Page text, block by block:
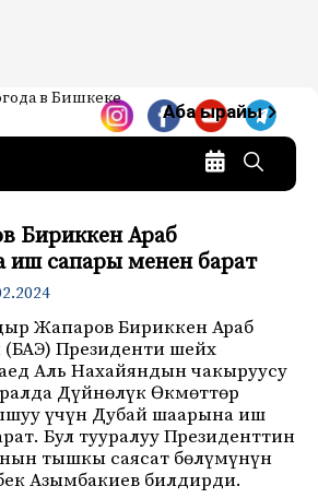
Жаңылыктар —
в Бишкеке
Аба ырайы
Бириккен Араб
иш сапары менен барат
Жапаров Бириккен Араб
Президенти шейх
Аль Нахайяндын чакыруусу
Дүйнөлүк Өкмөттөр
үчүн Дубай шаарына иш
Бул тууралуу Президенттин
тышкы саясат бөлүмүнүн
Азымбакиев билдирди.